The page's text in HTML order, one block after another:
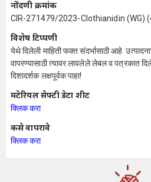
नोंदणी क्रमांक
CIR-271479/2023-Clothianidin (WG)
विशेष टिप्पणी
येथे दिलेली माहिती फक्त संदर्भासाठी आहे.
वापरण्यासाठी त्यावर लावलेले लेबल व पत्रकात
दिशादर्शक लक्षपूर्वक पाहा!
मटेरियल सेफ्टी डेटा शीट
क्लिक करा
कसे वापरावे
क्लिक करा